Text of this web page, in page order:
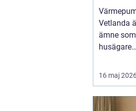
Vetlanda
ämne
husägare
när
ökar ...
16 maj